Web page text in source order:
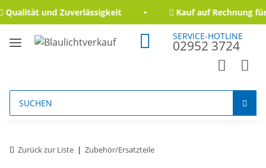
und Zuverlässigkeit Kauf auf Rechnung für
SERVICE-HOTLINE
02952 3724
Zurück zur Liste Zubehör/Ersatzteile